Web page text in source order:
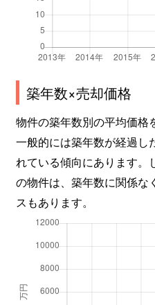
築年数×売却価格
物件の築年数別の平均価格
一般的には築年数が経過し
れている傾向にあります。
の物件は、築年数に関係な
スもあります。